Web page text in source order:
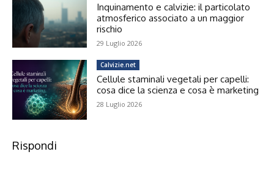
Inquinamento e calvizie: il particolato
atmosferico associato a un maggior
rischio
29 Luglio 2026
Calvizie.net
Cellule staminali vegetali per capelli:
cosa dice la scienza e cosa è marketing
28 Luglio 2026
Rispondi